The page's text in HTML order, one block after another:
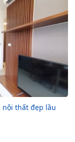
nội thất đẹp lầu